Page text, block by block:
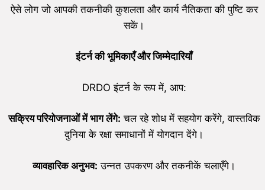
ऐसे लोग जो आपकी तकनीकी कुशलता और कार्य नैतिकता की पुष्टि कर
सकें।
इंटर्न की भूमिकाएँ और जिम्मेदारियाँ
DRDO इंटर्न के रूप में, आप:
सक्रिय परियोजनाओं में भाग लेंगे: चल रहे शोध में सहयोग करेंगे, वास्तविक
दुनिया के रक्षा समाधानों में योगदान देंगे।
व्यावहारिक अनुभव: उन्नत उपकरण और तकनीकें चलाएँगे।